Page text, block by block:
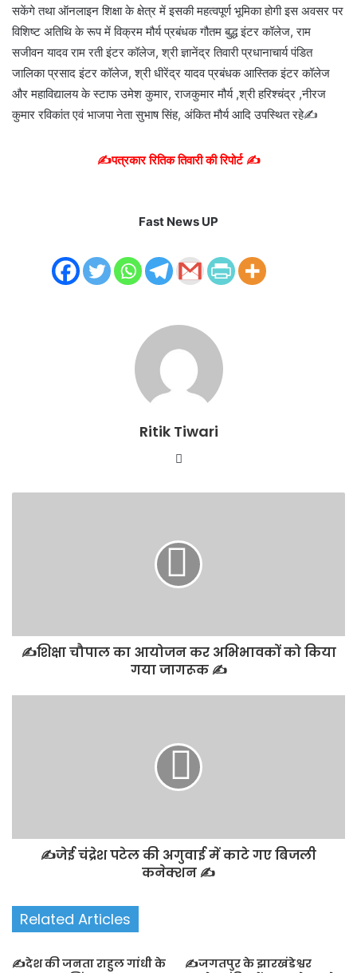
सकेंगे तथा ऑनलाइन शिक्षा के क्षेत्र में इसकी महत्वपूर्ण भूमिका होगी इस अवसर पर
विशिष्ट अतिथि के रूप में विक्रम मौर्य प्रबंधक गौतम बुद्ध इंटर कॉलेज, राम
सजीवन यादव राम रती इंटर कॉलेज, श्री ज्ञानेंद्र तिवारी प्रधानाचार्य पंडित
जालिका प्रसाद इंटर कॉलेज, श्री धीरेंद्र यादव प्रबंधक आस्तिक इंटर कॉलेज
और महाविद्यालय के स्टाफ उमेश कुमार, राजकुमार मौर्य ,श्री हरिश्चंद्र ,नीरज
कुमार रविकांत एवं भाजपा नेता सुभाष सिंह, अंकित मौर्य आदि उपस्थित रहे✍️
✍️पत्रकार रितिक तिवारी की रिपोर्ट ✍️
Fast News UP
Ritik Tiwari
Website
✍️शिक्षा चौपाल का आयोजन कर अभिभावकों को किया
गया जागरूक ✍️
✍️जेई चंद्रेश पटेल की अगुवाई में काटे गए बिजली
कनेक्शन ✍️
Related Articles
✍️देश की जनता राहुल गांधी के
✍️जगतपुर के झारखंडेश्वर